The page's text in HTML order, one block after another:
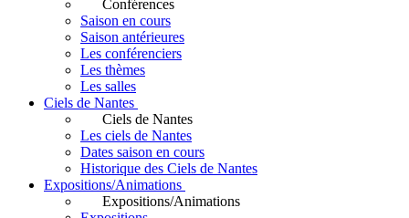
Conférences
Saison en cours
Saison antérieures
Les conférenciers
Les thèmes
Les salles
Ciels de Nantes
Ciels de Nantes
Les ciels de Nantes
Dates saison en cours
Historique des Ciels de Nantes
Expositions/Animations
Expositions/Animations